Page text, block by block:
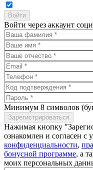
Войти через аккаунт
Минимум 8 символов
Нажимая кнопку
ознакомлен и согласен с
конфиденциальности,
бонусной программе, а
моих персональных